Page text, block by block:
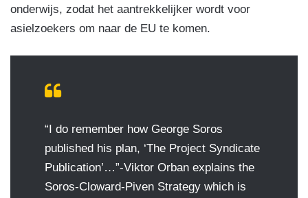
onderwijs, zodat het aantrekkelijker wordt voor
asielzoekers om naar de EU te komen.
“I do remember how George Soros
published his plan, ‘The Project Syndicate
Publication’…”-Viktor Orban explains the
Soros-Cloward-Piven Strategy which is